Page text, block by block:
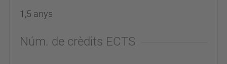
1,5 anys
Núm. de crèdits ECTS